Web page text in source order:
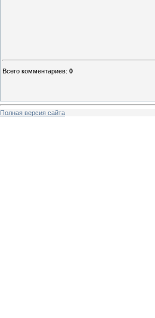
Всего комментариев: 0
Полная версия сайта